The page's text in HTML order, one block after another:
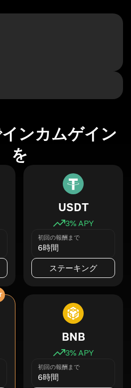
ンカムゲイン
を
USDT
3% APY
初回の報酬まで
6時間
ステーキング
BNB
3% APY
初回の報酬まで
6時間